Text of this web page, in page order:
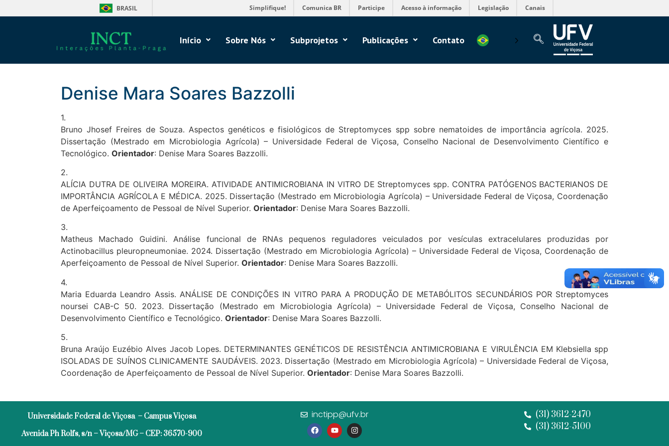
BRASIL Simplifique! Comunica BR Participe Acesso à informação Legislação Canais
Início Sobre Nós Subprojetos Publicações Contato
Denise Mara Soares Bazzolli
1.
Bruno Jhosef Freires de Souza. Aspectos genéticos e fisiológicos de Streptomyces spp sobre nematoides de importância agrícola. 2025.
Dissertação (Mestrado em Microbiologia Agrícola) – Universidade Federal de Viçosa, Conselho Nacional de Desenvolvimento Científico e
Tecnológico. Orientador: Denise Mara Soares Bazzolli.
2.
ALÍCIA DUTRA DE OLIVEIRA MOREIRA. ATIVIDADE ANTIMICROBIANA IN VITRO DE Streptomyces spp. CONTRA PATÓGENOS BACTERIANOS DE
IMPORTÂNCIA AGRÍCOLA E MÉDICA. 2025. Dissertação (Mestrado em Microbiologia Agrícola) – Universidade Federal de Viçosa, Coordenação
de Aperfeiçoamento de Pessoal de Nível Superior. Orientador: Denise Mara Soares Bazzolli.
3.
Matheus Machado Guidini. Análise funcional de RNAs pequenos reguladores veiculados por vesículas extracelulares produzidas por
Actinobacillus pleuropneumoniae. 2024. Dissertação (Mestrado em Microbiologia Agrícola) – Universidade Federal de Viçosa, Coordenação de
Aperfeiçoamento de Pessoal de Nível Superior. Orientador: Denise Mara Soares Bazzolli.
4.
Maria Eduarda Leandro Assis. ANÁLISE DE CONDIÇÕES IN VITRO PARA A PRODUÇÃO DE METABÓLITOS SECUNDÁRIOS POR Streptomyces
noursei CAB-C 50. 2023. Dissertação (Mestrado em Microbiologia Agrícola) – Universidade Federal de Viçosa, Conselho Nacional de
Desenvolvimento Científico e Tecnológico. Orientador: Denise Mara Soares Bazzolli.
5.
Bruna Araújo Euzébio Alves Jacob Lopes. DETERMINANTES GENÉTICOS DE RESISTÊNCIA ANTIMICROBIANA E VIRULÊNCIA EM Klebsiella spp
ISOLADAS DE SUÍNOS CLINICAMENTE SAUDÁVEIS. 2023. Dissertação (Mestrado em Microbiologia Agrícola) – Universidade Federal de Viçosa,
Coordenação de Aperfeiçoamento de Pessoal de Nível Superior. Orientador: Denise Mara Soares Bazzolli.
Universidade Federal de Viçosa – Campus Viçosa
Avenida Ph Rolfs, s/n – Viçosa/MG – CEP: 36570-900
inctipp@ufv.br
(31) 3612-2470
(31) 3612-5100